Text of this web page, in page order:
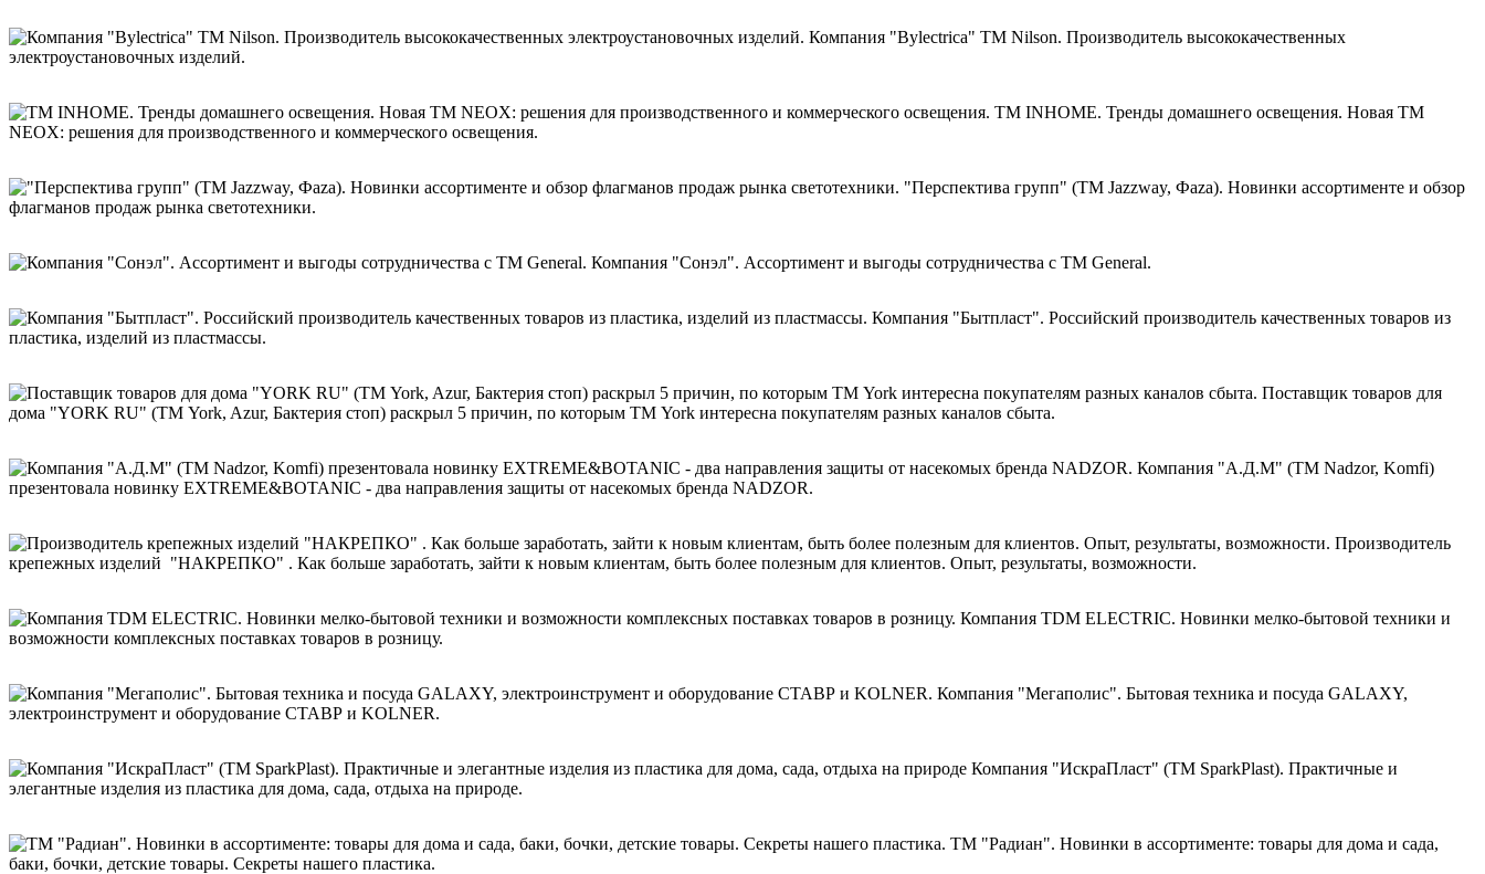
Компания "Bylectrica" ТМ Nilson. Производитель высококачественных
электроустановочных изделий.
ТМ INHOME. Тренды домашнего освещения. Новая ТМ
NEOX: решения для производственного и коммерческого освещения.
"Перспектива групп" (ТМ Jazzway, Фaza). Новинки ассортименте и обзор
флагманов продаж рынка светотехники.
Компания "Сонэл". Ассортимент и выгоды сотрудничества с ТМ General.
Компания "Бытпласт". Российский производитель качественных товаров из
пластика, изделий из пластмассы.
Поставщик товаров для
дома "YORK RU" (ТМ York, Azur, Бактерия стоп) раскрыл 5 причин, по которым ТМ York интересна покупателям разных каналов сбыта.
Компания "А.Д.М" (ТМ Nadzor, Komfi)
презентовала новинку EXTREME&BOTANIC - два направления защиты от насекомых бренда NADZOR.
Производитель
крепежных изделий "НАКРЕПКО" . Как больше заработать, зайти к новым клиентам, быть более полезным для клиентов. Опыт, результаты, возможности.
Компания TDM ELECTRIC. Новинки мелко-бытовой техники и
возможности комплексных поставках товаров в розницу.
Компания "Мегаполис". Бытовая техника и посуда GALAXY,
электроинструмент и оборудование СТАВР и KOLNER.
Компания "ИскраПласт" (ТМ SparkPlast). Практичные и
элегантные изделия из пластика для дома, сада, отдыха на природе.
ТМ "Радиан". Новинки в ассортименте: товары для дома и сада,
баки, бочки, детские товары. Секреты нашего пластика.